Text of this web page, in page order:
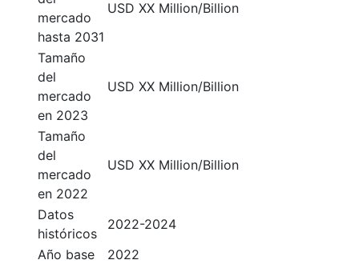
mercado
hasta 2031
USD XX Million/Billion
Tamaño
del
mercado
en 2023
USD XX Million/Billion
Tamaño
del
mercado
en 2022
USD XX Million/Billion
Datos
históricos
2022-2024
Año base
2022